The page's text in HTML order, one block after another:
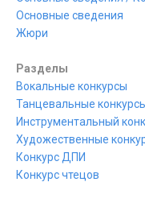
Основные сведения
Жюри
Разделы
Вокальные конкурсы
Танцевальные
Инструментальный
Художественные
Конкурс ДПИ
Конкурс чтецов